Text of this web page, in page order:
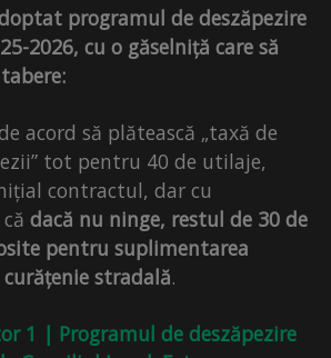
programul de deszăpezire
2026, cu o găselniță care să
acord să plătească „taxă de
tot pentru 40 de utilaje,
contractul, dar cu
dacă nu ninge, restul de 30 de
pentru suplimentarea
stradală.
1 | Programul de deszăpezire